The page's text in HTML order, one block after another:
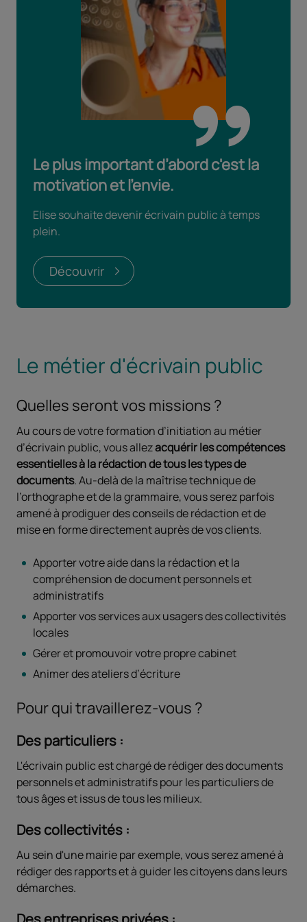
Le plus important d’abord c'est la
motivation et l’envie.
Elise souhaite devenir écrivain public à temps
plein.
Découvrir
Le métier d'écrivain public
Quelles seront vos missions ?
Au cours de votre formation d’initiation au métier
d’écrivain public, vous allezacquérir les compétences
essentielles à la rédaction de tous les types de
documents. Au-delà de la maîtrise technique de
l’orthographe et de la grammaire, vous serez parfois
amené à prodiguer des conseils de rédaction et de
mise en forme directement auprès de vos clients.
Apporter votre aide dans la rédaction et la
compréhension de document personnels et
administratifs
Apporter vos services aux usagers des collectivités
locales
Gérer et promouvoir votre propre cabinet
Animer des ateliers d’écriture
Pour qui travaillerez-vous ?
Des particuliers :
L'écrivain public est chargé de rédiger des documents
personnels et administratifs pour les particuliers de
tous âges et issus de tous les milieux.
Des collectivités :
Au sein d'une mairie par exemple, vous serez amené à
rédiger des rapports et à guider les citoyens dans leurs
démarches.